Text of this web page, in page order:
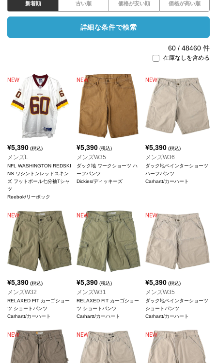
新着順 古い順 価格が安い順 価格が高い順
詳細な条件で検索
60 / 48460 件
在庫なしを含める
¥5,390 (税込)
メンズL
NFL WASHINGTON REDSKI
NS ワシントンレッドスキン
ズ フットボール七分袖Tシャ
ツ
Reebok/リーボック
¥5,390(税込)
メンズW35
ダック地 ワークショーツ ハ
ーフパンツ
Dickies/ディッキーズ
¥5,390 (税込)
メンズW36
ダック地ペインターショーツ
ハーフパンツ
Carhartt/カーハート
¥5,390 (税込)
メンズW32
RELAXED FIT カーゴショー
ツ ショートパンツ
Carhartt/カーハート
¥5,390(税込)
メンズW31
RELAXED FIT カーゴショー
ツ ショートパンツ
Carhartt/カーハート
¥5,390 (税込)
メンズW35
ダック地ペインターショーツ
ショートパンツ
Carhartt/カーハート